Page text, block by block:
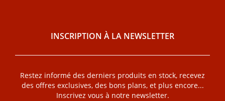
INSCRIPTION À LA NEWSLETTER
Restez informé des derniers produits en stock, recevez
des offres exclusives, des bons plans, et plus encore...
Inscrivez vous à notre newsletter.